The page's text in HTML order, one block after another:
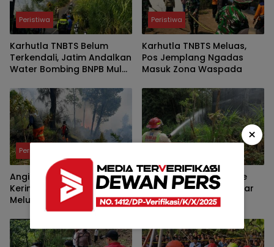
Peristiwa
Karhutla TNBTS Belum
Terkendali, Jatim Andalkan
Water Bombing BNPB Mulai
Peristiwa
Karhutla TNBTS Meluas,
Pos Jemplang Ngadas
Masuk Zona Waspada
Peristiwa
Angin Kencang dan Ilalang
Kering Picu Karhutla
Meluas, Watu Gede
Ngadas Jadi Titik Kritis
Api Nyaris Merembet ke
Pabrik Biji Plastik, Damkar
Kabupaten Malang
Padamkan Kebakaran
×